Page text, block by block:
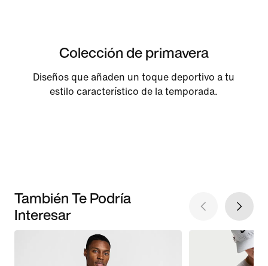
Colección de primavera
Diseños que añaden un toque deportivo a tu
estilo característico de la temporada.
También Te Podría
Interesar